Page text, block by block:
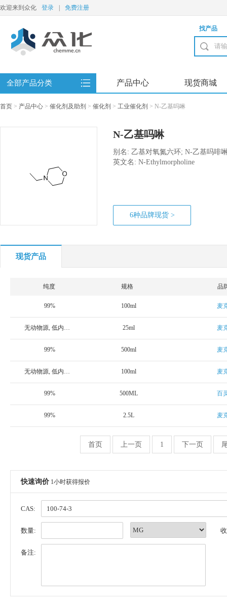
欢迎来到众化 登录 免费注册
找产品
全部产品分类 产品中心 现货商城
首页 > 产品中心 > 催化剂及助剂 > 催化剂 > 工业催化剂 > N-乙基吗啉
N-乙基吗啉
别名: 乙基对氧氮六环; N-乙基吗啡
英文名: N-Ethylmorpholine
6种品牌现货 >
现货产品
纯度 规格 品
99% 100ml 麦
无动物源, 低内毒素, 99.0%, 用于体外实验 25ml 麦
99% 500ml 麦
无动物源, 低内毒素, 99.0%, 用于体外实验 100ml 麦
99% 500ML 百
99% 2.5L 麦
首页 上一页 1 下一页
快速询价 1小时获得报价
CAS:
数量:
备注: